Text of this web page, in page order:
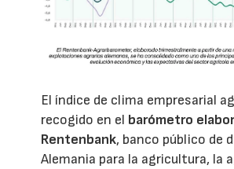
El índice de clima empresarial
recogido en el barómetro
Rentenbank, banco público de
Alemania para la agricultura, la